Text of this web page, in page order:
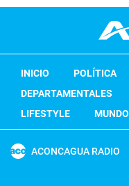
INICIO POLÍTICA
DEPARTAMENTALES
LIFESTYLE
MUNDO
ACONCAGUA RADIO